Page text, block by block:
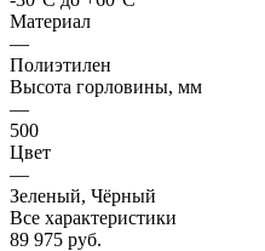
Материал
—
Полиэтилен
Высота горловины, мм
—
500
Цвет
—
Зеленый, Чёрный
Все характеристики
89 975 руб.